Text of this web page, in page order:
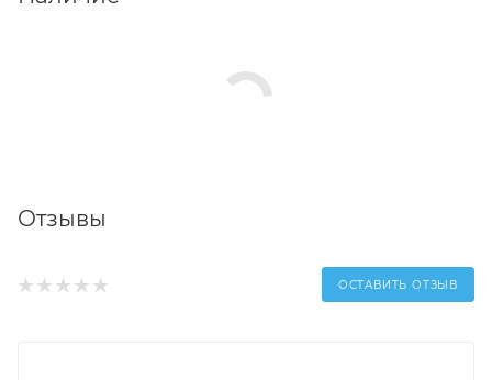
Отзывы
ОСТАВИТЬ ОТЗЫВ